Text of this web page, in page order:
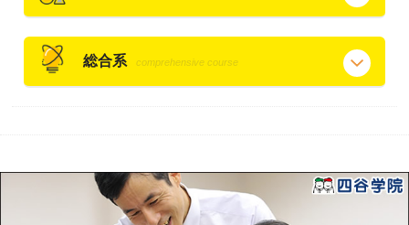
総合系 comprehensive course